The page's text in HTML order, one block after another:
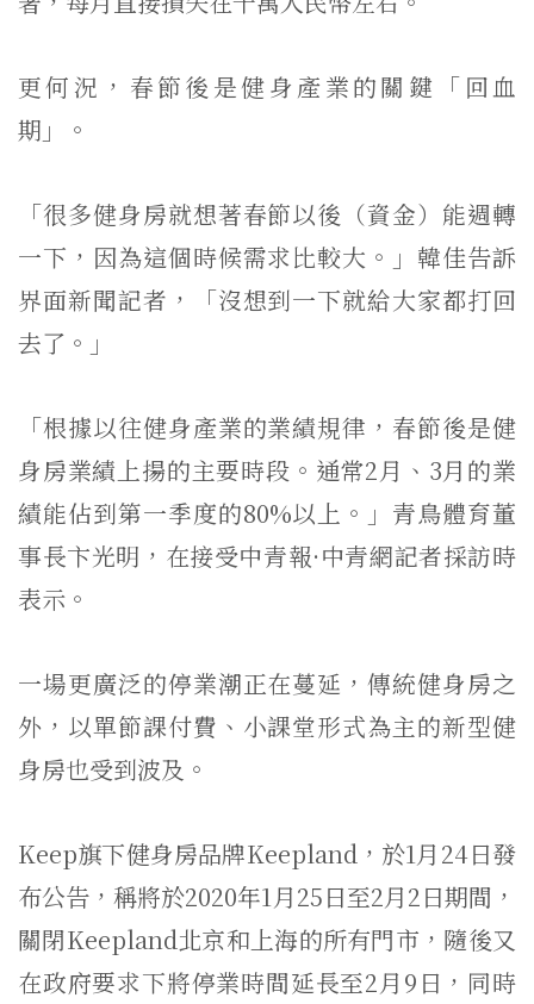
更何況，春節後是健身產業的關鍵「回血
期」。
「很多健身房就想著春節以後（資金）能週轉
一下，因為這個時候需求比較大。」韓佳告訴
界面新聞記者，「沒想到一下就給大家都打回
去了。」
「根據以往健身產業的業績規律，春節後是健
身房業績上揚的主要時段。通常2月、3月的業
績能佔到第一季度的80%以上。」青鳥體育董
事長卞光明，在接受中青報·中青網記者採訪時
表示。
一場更廣泛的停業潮正在蔓延，傳統健身房之
外，以單節課付費、小課堂形式為主的新型健
身房也受到波及。
Keep旗下健身房品牌Keepland，於1月24日發
布公告，稱將於2020年1月25日至2月2日期間，
關閉Keepland北京和上海的所有門市，隨後又
在政府要求下將停業時間延長至2月9日，同時